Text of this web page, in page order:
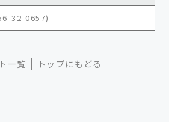
32-0657)
一覧 トップにもどる